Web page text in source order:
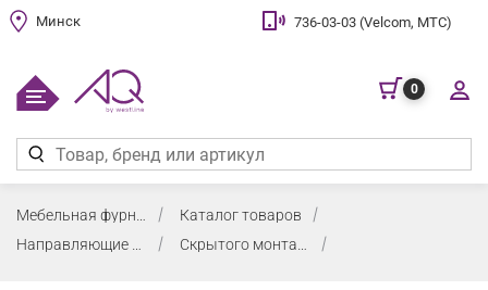
Минск 736-03-03 (Velcom, МТС)
0
Каталог товаров
Направляющие для деревянных ящиков
Скрытого монтажа